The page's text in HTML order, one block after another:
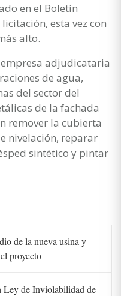
en el Boletín
esta vez con
alto.
adjudicataria
de agua,
del sector del
de la fachada
remover la cubierta
nivelación, reparar
sintético y pintar
de la nueva usina y
proyecto
Ley de Inviolabilidad de